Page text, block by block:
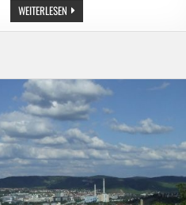
WEITERLESEN US-
SENAT
WILL